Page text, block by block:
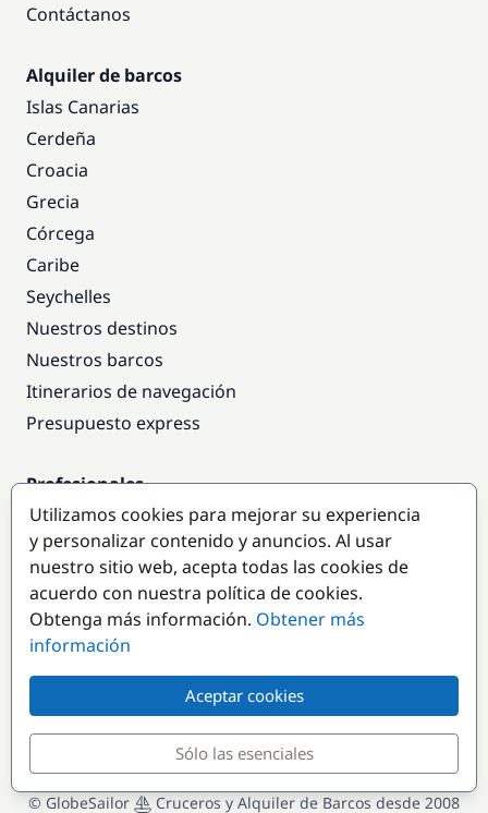
Contáctanos
Alquiler de barcos
Islas Canarias
Cerdeña
Croacia
Grecia
Córcega
Caribe
Seychelles
Nuestros destinos
Nuestros barcos
Itinerarios de navegación
Presupuesto express
Profesionales
Acceso empresas
Colaborar como empresa
Destinos populares
© GlobeSailor Cruceros y Alquiler de Barcos desde 2008
Utilizamos cookies para mejorar su experiencia
y personalizar contenido y anuncios. Al usar
nuestro sitio web, acepta todas las cookies de
acuerdo con nuestra política de cookies.
Obtenga más información. Obtener más
información
Aceptar cookies
Sólo las esenciales